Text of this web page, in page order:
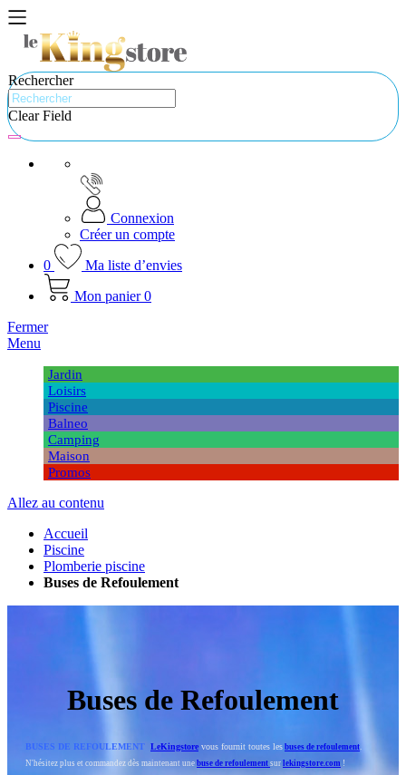
Rechercher
Clear Field
Connexion
Créer un compte
0
Ma liste d’envies
Mon panier 0
Fermer
Menu
Jardin
Loisirs
Piscine
Balneo
Camping
Maison
Promos
Allez au contenu
Accueil
Piscine
Plomberie piscine
Buses de Refoulement
Buses de Refoulement
BUSES DE REFOULEMENT LeKingstore vous fournit toutes les buses de refoulement
N'hésitez plus et commandez dès maintenant une buse de refoulement sur lekingstore.com !